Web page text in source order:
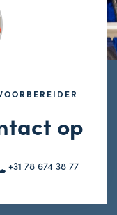
op
+31 78 674 38 77